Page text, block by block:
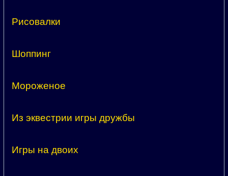
Рисовалки
Шоппинг
Мороженое
Из эквестрии игры дружбы
Игры на двоих